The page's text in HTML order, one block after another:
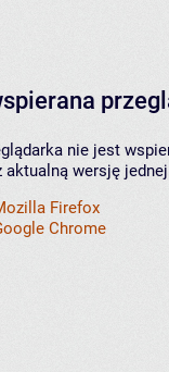
nie jest
aktualną wersję
Firefox
Chrome